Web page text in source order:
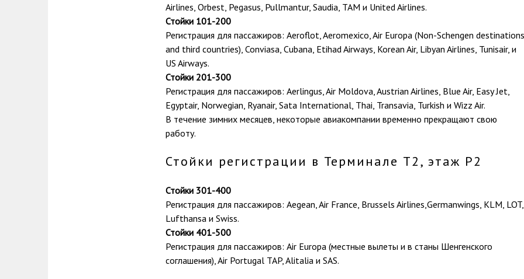
Airlines, Orbest, Pegasus, Pullmantur, Saudia, TAM и United Airlines.
Стойки 101-200
Регистрация для пассажиров: Aeroflot, Aeromexico, Air Europa (Non-Schengen destinations
and third countries), Conviasa, Cubana, Etihad Airways, Korean Air, Libyan Airlines, Tunisair, и
US Airways.
Стойки 201-300
Регистрация для пассажиров: Aerlingus, Air Moldova, Austrian Airlines, Blue Air, Easy Jet,
Egyptair, Norwegian, Ryanair, Sata International, Thai, Transavia, Turkish и Wizz Air.
В течение зимних месяцев, некоторые авиакомпании временно прекращают свою
работу.
Стойки регистрации в Терминале Т2, этаж Р2
Стойки 301-400
Регистрация для пассажиров: Aegean, Air France, Brussels Airlines,Germanwings, KLM, LOT,
Lufthansa и Swiss.
Стойки 401-500
Регистрация для пассажиров: Air Europa (местные вылеты и в станы Шенгенского
соглашения), Air Portugal TAP, Alitalia и SAS.